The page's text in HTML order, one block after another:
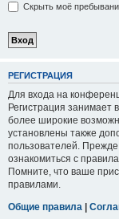
Скрыть моё
РЕГИСТРАЦИЯ
Для входа на
Регистрация занимает
более широкие
установлены также
пользователей. Прежде
ознакомиться с
Помните, что ваше
правилами.
Общие правила |